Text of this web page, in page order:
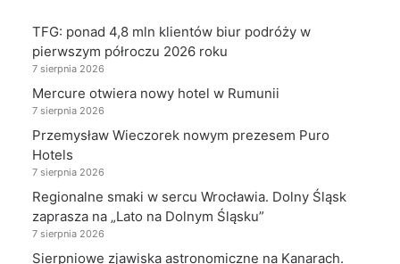
TFG: ponad 4,8 mln klientów biur podróży w
pierwszym półroczu 2026 roku
7 sierpnia 2026
Mercure otwiera nowy hotel w Rumunii
7 sierpnia 2026
Przemysław Wieczorek nowym prezesem Puro
Hotels
7 sierpnia 2026
Regionalne smaki w sercu Wrocławia. Dolny Śląsk
zaprasza na „Lato na Dolnym Śląsku”
7 sierpnia 2026
Sierpniowe zjawiska astronomiczne na Kanarach.